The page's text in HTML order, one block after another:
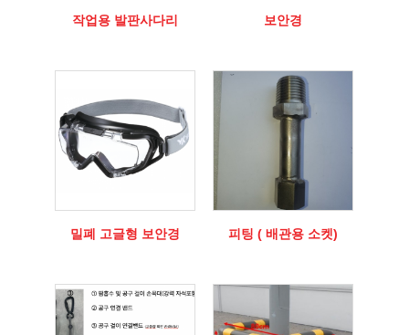
작업용 발판사다리 보안경
밀폐 고글형 보안경 피팅 ( 배관용 소켓)